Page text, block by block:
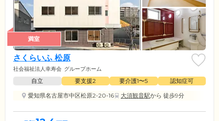
満室
さくらいふ 松原
社会福祉法人幸寿会 グループホーム
自立 要支援2 要介護1〜5
認知症可
愛知県名古屋市中区松原2-20-16
大須観音駅から 徒歩9分